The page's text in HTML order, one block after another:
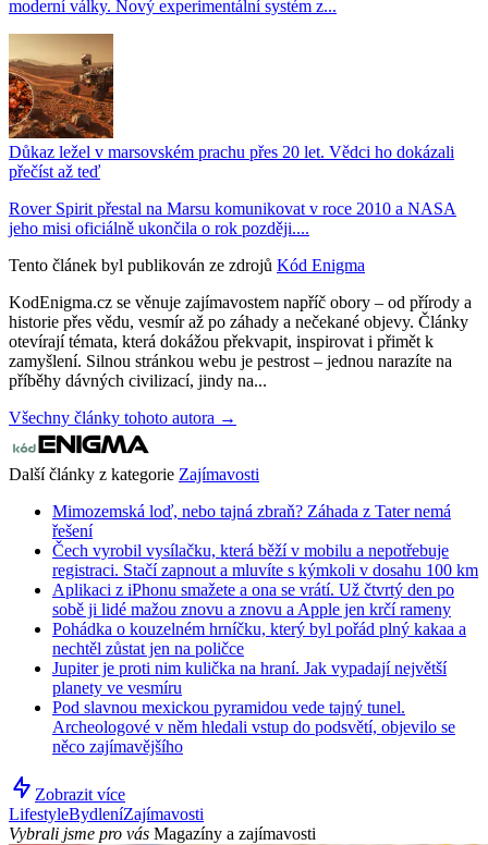
moderní války. Nový experimentální systém z...
Důkaz ležel v marsovském prachu přes 20 let. Vědci ho dokázali
přečíst až teď
Rover Spirit přestal na Marsu komunikovat v roce 2010 a NASA
jeho misi oficiálně ukončila o rok později....
Tento článek byl publikován ze zdrojů Kód Enigma
KodEnigma.cz se věnuje zajímavostem napříč obory – od přírody a
historie přes vědu, vesmír až po záhady a nečekané objevy. Články
otevírají témata, která dokážou překvapit, inspirovat i přimět k
zamyšlení. Silnou stránkou webu je pestrost – jednou narazíte na
příběhy dávných civilizací, jindy na...
Všechny články tohoto autora →
Další články z kategorie Zajímavosti
Mimozemská loď, nebo tajná zbraň? Záhada z Tater nemá
řešení
Čech vyrobil vysílačku, která běží v mobilu a nepotřebuje
registraci. Stačí zapnout a mluvíte s kýmkoli v dosahu 100 km
Aplikaci z iPhonu smažete a ona se vrátí. Už čtvrtý den po
sobě ji lidé mažou znovu a znovu a Apple jen krčí rameny
Pohádka o kouzelném hrníčku, který byl pořád plný kakaa a
nechtěl zůstat jen na poličce
Jupiter je proti nim kulička na hraní. Jak vypadají největší
planety ve vesmíru
Pod slavnou mexickou pyramidou vede tajný tunel.
Archeologové v něm hledali vstup do podsvětí, objevilo se
něco zajímavějšího
Zobrazit více
LifestyleBydleníZajímavosti
Vybrali jsme pro vás Magazíny a zajímavosti